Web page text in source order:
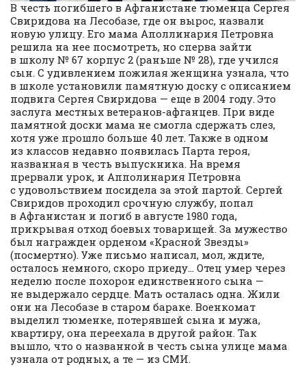
В честь погибшего в Афганистане тюменца Сергея
Свиридова на Лесобазе, где он вырос, назвали
новую улицу. Его мама Аполлинария Петровна
решила на нее посмотреть, но сперва зайти
в школу № 67 корпус 2 (раньше № 28), где учился
сын. С удивлением пожилая женщина узнала, что
в школе установили памятную доску с описанием
подвига Сергея Свиридова — еще в 2004 году. Это
заслуга местных ветеранов-афганцев. При виде
памятной доски мама не смогла сдержать слез,
хотя уже прошло больше 40 лет. Также в одном
из классов недавно появилась Парта героя,
названная в честь выпускника. На время
прервали урок, и Апполинария Петровна
с удовольствием посидела за этой партой. Сергей
Свиридов проходил срочную службу, попал
в Афганистан и погиб в августе 1980 года,
прикрывая отход боевых товарищей. За мужество
был награжден орденом «Красной Звезды»
(посмертно). Уже письмо написал, мол, ждите,
осталось немного, скоро приеду… Отец умер через
неделю после похорон единственного сына —
не выдержало сердце. Мать осталась одна. Жили
они на Лесобазе в старом бараке. Военкомат
выделил тюменке, потерявшей сына и мужа,
квартиру, она переехала в другой район. Так
вышло, что о названной в честь сына улице мама
узнала от родных, а те — из СМИ.